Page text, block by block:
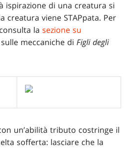
ispirazione di una creatura si
creatura viene STAPpata. Per
lasezione su
sulle meccaniche diFigli degli
un’abilità tributo costringe il
sofferta: lasciare che la